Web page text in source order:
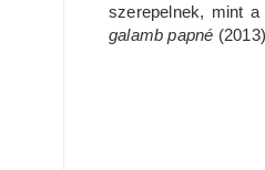
szerepelnek, mint
galamb papné